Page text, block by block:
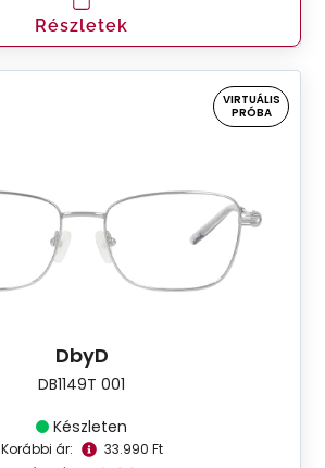
Részletek
VIRTUÁLIS
PRÓBA
DbyD
DB1149T 001
Készleten
Korábbi ár: 33.990 Ft